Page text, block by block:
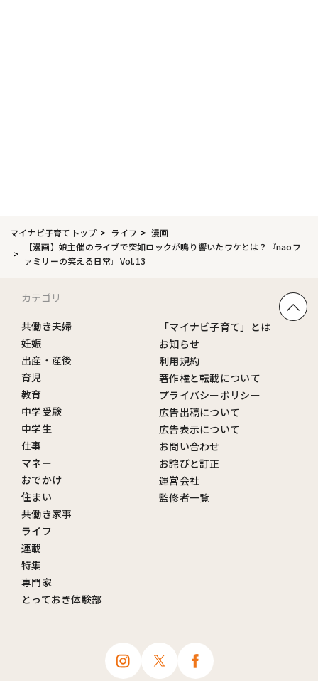
マイナビ子育てトップ ライフ
漫画
【漫画】娘主催のライブで突如ロックが鳴り響いたワケとは？『naoフ
ァミリーの笑える日常』Vol.13
カテゴリ
共働き夫婦
妊娠
出産・産後
育児
教育
中学受験
中学生
仕事
マネー
おでかけ
住まい
共働き家事
ライフ
連載
特集
専門家
とっておき体験部
「マイナビ子育て」とは
お知らせ
利用規約
著作権と転載について
プライバシーポリシー
広告出稿について
広告表示について
お問い合わせ
お詫びと訂正
運営会社
監修者一覧